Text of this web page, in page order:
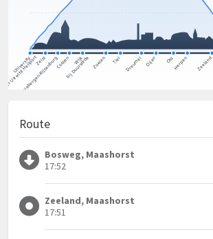
Route
Bosweg, Maashorst
17:52
Zeeland, Maashorst
17:51